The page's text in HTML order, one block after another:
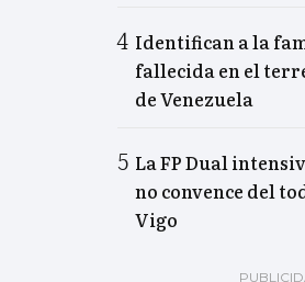
Identifican a la
fallecida en el
de Venezuela
La FP Dual
no convence del
Vigo